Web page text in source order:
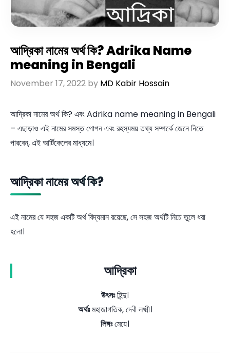
আদ্রিকা নামের অর্থ কি? Adrika Name
meaning in Bengali
November 17, 2022 by MD Kabir Hossain
আদ্রিকা নামের অর্থ কি? এবং Adrika name meaning in Bengali
– এছাড়াও এই নামের সমস্ত গোপন এবং রহস্যময় তথ্য সম্পর্কে জেনে নিতে
পারবেন, এই আর্টিকেলের মাধ্যমে।
আদ্রিকা নামের অর্থ কি?
এই নামের যে সহজ একটি অর্থ বিদ্যমান রয়েছে, সে সহজ অর্থটি নিচে তুলে ধরা
হলো।
আদ্রিকা
উৎসঃহিন্দু।
অর্থঃমহাজাগতিক, দেবী লক্ষ্মী।
লিঙ্গঃমেয়ে।